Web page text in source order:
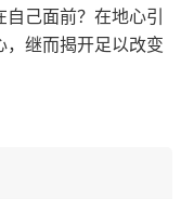
己面前？在地心引
，继而揭开足以改变